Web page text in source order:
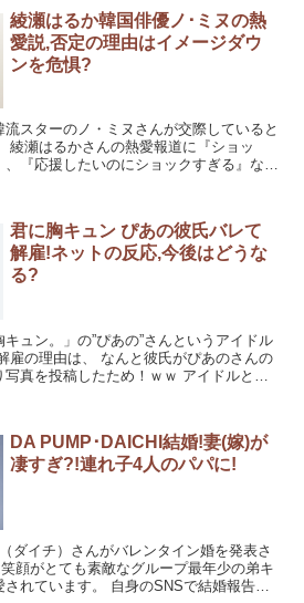
綾瀬はるか韓国俳優ノ･ミヌの熱
愛説,否定の理由はイメージダウ
ンを危惧?
スターのノ・ミヌさんが交際していると
綾瀬はるかさんの熱愛報道に『ショッ
『応援したいのにショックすぎる』など
君に胸キュン ぴあの彼氏バレて
解雇!ネットの反応,今後はどうな
る?
ュン。」の”ぴあの”さんというアイドル
雇の理由は、 なんと彼氏がぴあのさんの
真を投稿したため！ｗｗ アイドルとし
DA PUMP･DAICHI結婚!妻(嫁)が
凄すぎ?!連れ子4人のパパに!
ダイチ）さんがバレンタイン婚を発表さ
顔がとても素敵なグループ最年少の弟キ
されています。 自身のSNSで結婚報告を